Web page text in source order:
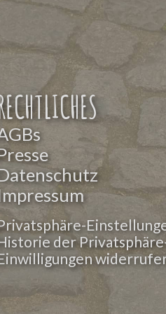
der